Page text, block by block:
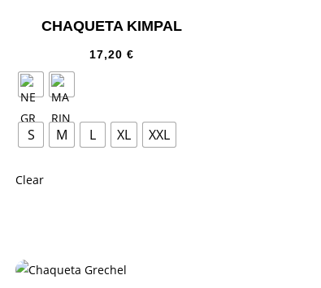
CHAQUETA KIMPAL
17,20€
S M L XL XXL
Clear